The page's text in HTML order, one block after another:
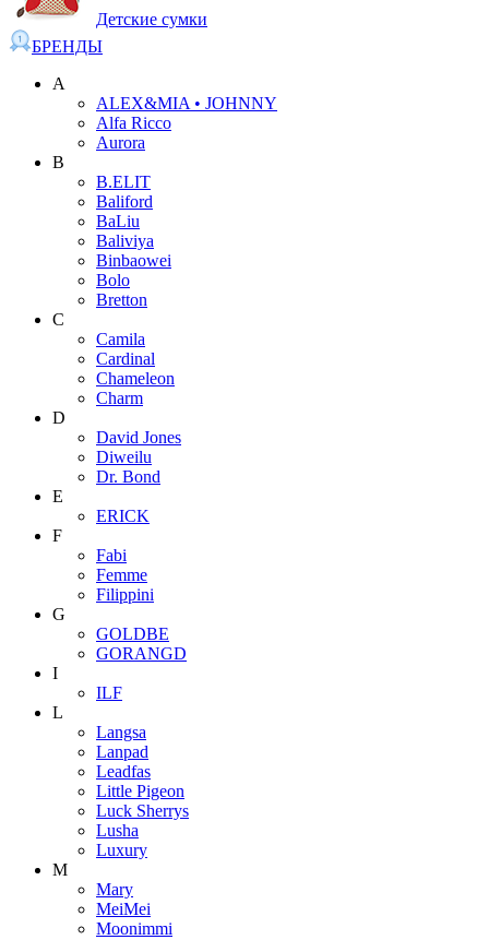
Детские сумки
БРЕНДЫ
A
ALEX&MIA • JOHNNY
Alfa Ricco
Aurora
B
B.ELIT
Baliford
BaLiu
Baliviya
Binbaowei
Bolo
Bretton
C
Camila
Cardinal
Chameleon
Charm
D
David Jones
Diweilu
Dr. Bond
E
ERICK
F
Fabi
Femme
Filippini
G
GOLDBE
GORANGD
I
ILF
L
Langsa
Lanpad
Leadfas
Little Pigeon
Luck Sherrys
Lusha
Luxury
M
Mary
MeiMei
Moonimmi